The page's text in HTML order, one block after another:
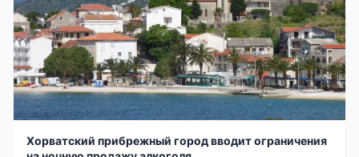
Хорватский прибрежный город вводит ограничения